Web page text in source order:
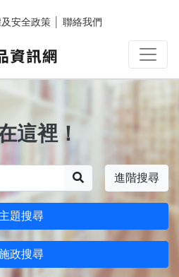
安全政策 聯絡我們
這裡！
進階搜尋
主題搜尋
政搜尋